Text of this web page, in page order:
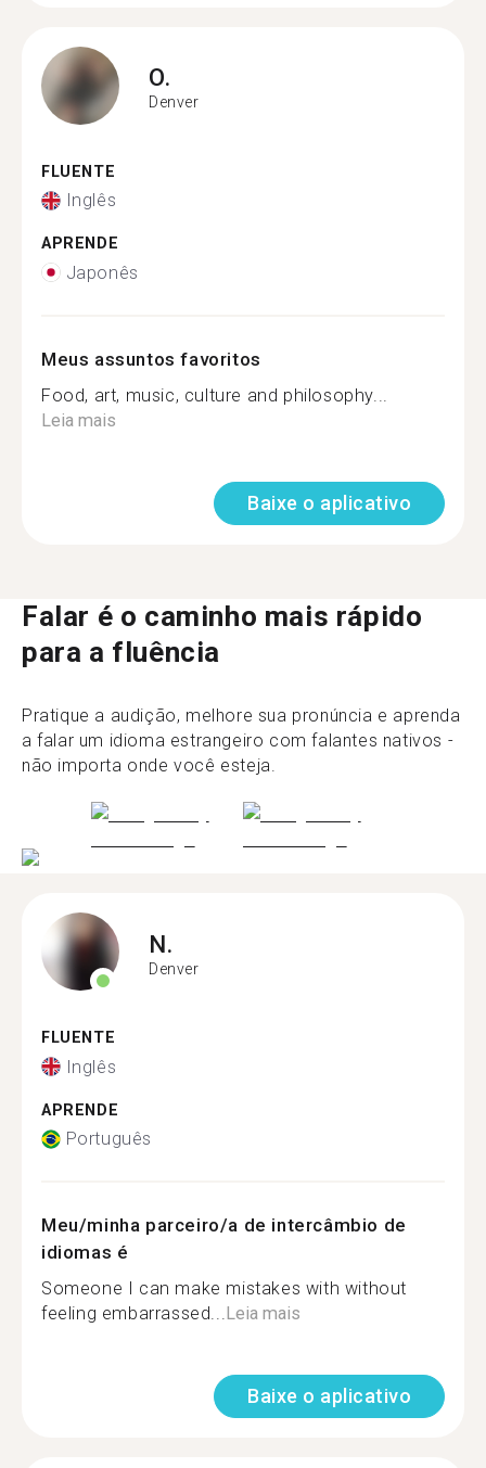
O.
Denver
FLUENTE
Inglês
APRENDE
Japonês
Meus assuntos favoritos
Food, art, music, culture and philosophy...
Leia mais
Baixe o aplicativo
Falar é o caminho mais rápido
para a fluência
Pratique a audição, melhore sua pronúncia e aprenda
a falar um idioma estrangeiro com falantes nativos -
não importa onde você esteja.
N.
Denver
FLUENTE
Inglês
APRENDE
Português
Meu/minha parceiro/a de intercâmbio de
idiomas é
Someone I can make mistakes with without
feeling embarrassed...Leia mais
Baixe o aplicativo